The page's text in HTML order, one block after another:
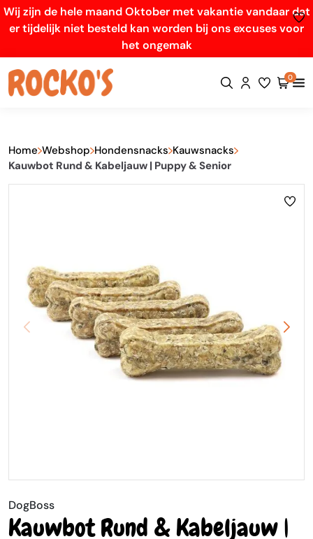
Wij zijn de hele maand Oktober met vakantie vandaar dat
er tijdelijk niet besteld kan worden bij ons excuses voor
het ongemak
0
Home Webshop Hondensnacks Kauwsnacks
Kauwbot Rund & Kabeljauw | Puppy & Senior
DogBoss
Kauwbot Rund & Kabeljauw |